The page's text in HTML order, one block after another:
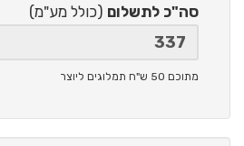
סה"כ לתשלום (כולל מע"מ)
מתוכם 50 ש"ח תמלוגים ליוצר